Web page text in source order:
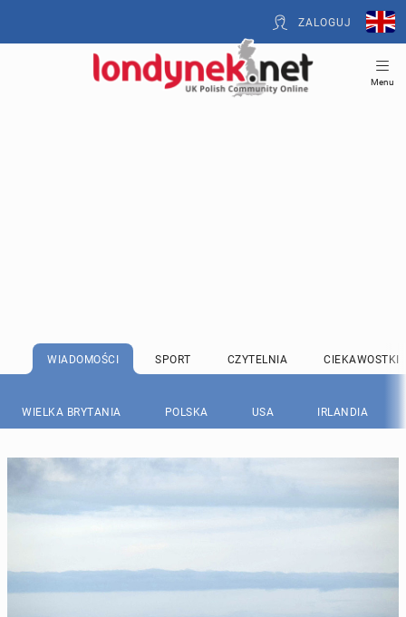
ZALOGUJ
Menu
WIADOMOŚCI SPORT CZYTELNIA CIEKAWOSTKI
WIELKA BRYTANIA POLSKA USA IRLANDIA